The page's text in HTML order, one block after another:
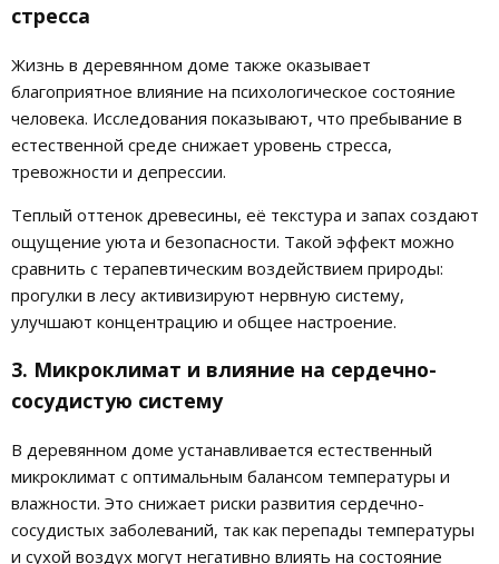
стресса
Жизнь в деревянном доме также оказывает
благоприятное влияние на психологическое состояние
человека. Исследования показывают, что пребывание в
естественной среде снижает уровень стресса,
тревожности и депрессии.
Теплый оттенок древесины, её текстура и запах создают
ощущение уюта и безопасности. Такой эффект можно
сравнить с терапевтическим воздействием природы:
прогулки в лесу активизируют нервную систему,
улучшают концентрацию и общее настроение.
3. Микроклимат и влияние на сердечно-
сосудистую систему
В деревянном доме устанавливается естественный
микроклимат с оптимальным балансом температуры и
влажности. Это снижает риски развития сердечно-
сосудистых заболеваний, так как перепады температуры
и сухой воздух могут негативно влиять на состояние